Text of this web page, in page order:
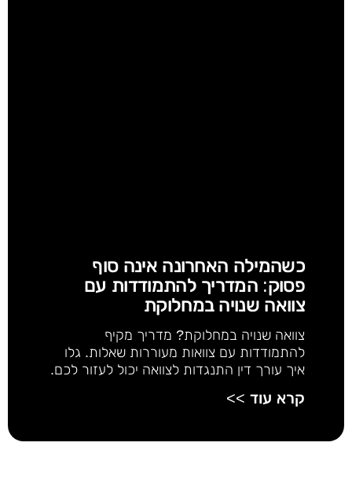
כשהמילה האחרונה אינה סוף
פסוק: המדריך להתמודדות עם
צוואה שנויה במחלוקת
צוואה שנויה במחלוקת? מדריך מקיף
להתמודדות עם צוואות מעוררות שאלות. גלו
איך עורך דין התנגדות לצוואה יכול לעזור לכם.
קרא עוד >>